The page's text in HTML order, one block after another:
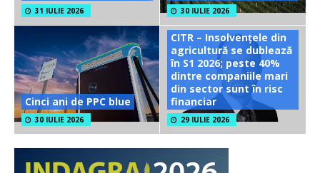
31 IULIE 2026 30 IULIE 2026
Cinci ani de PPC blue
30 IULIE 2026
CITR – Insolvențele din
agricultură se dublează
în S1 2026; peste 40%
dintre companiile mari
din sector sunt în risc
financiar
29 IULIE 2026